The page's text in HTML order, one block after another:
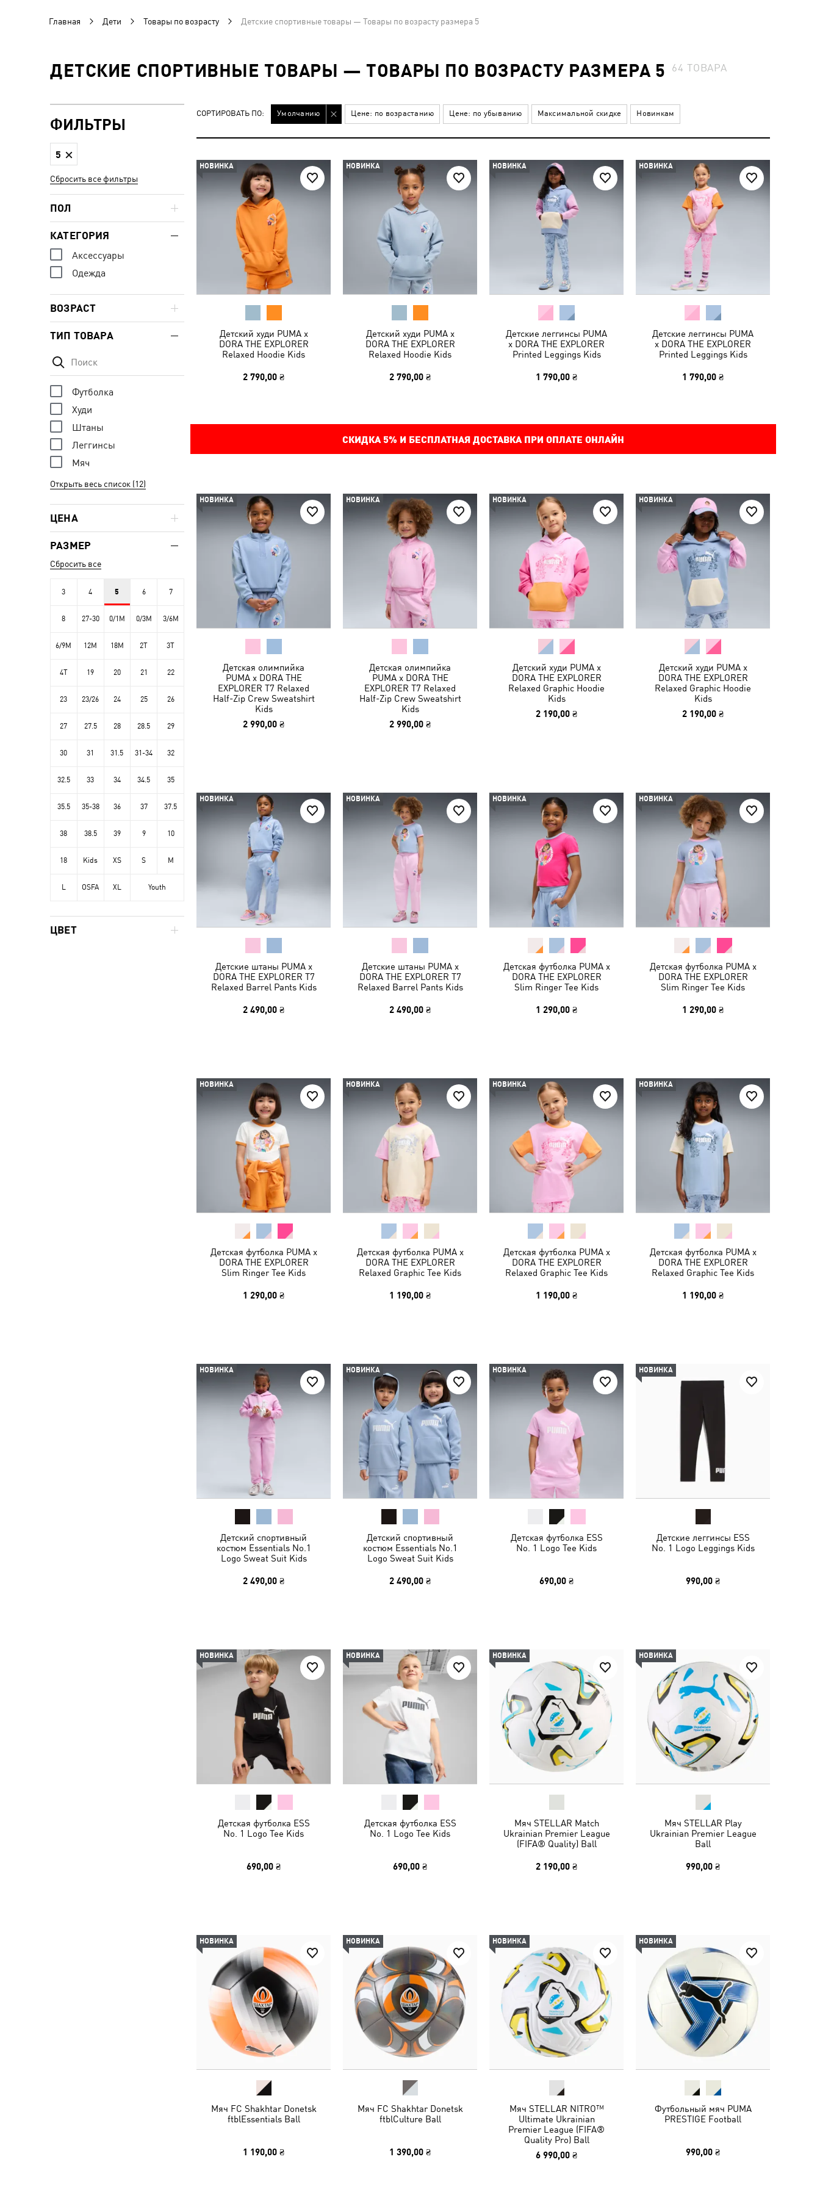
Главная Дети Товары по возрасту Детские спортивные товары — Товары по возрасту размера 5
ДЕТСКИЕ СПОРТИВНЫЕ ТОВАРЫ — ТОВАРЫ ПО ВОЗРАСТУ РАЗМЕРА 5 64 ТОВАРА
СОРТИРОВАТЬ ПО: Умолчанию Цене: по возрастанию Цене: по убыванию Максимальной скидке Новинкам
НОВИНКА
Детский худи PUMA x
DORA THE EXPLORER
Relaxed Hoodie Kids
2 790,00 ₴
НОВИНКА
Детский худи PUMA x
DORA THE EXPLORER
Relaxed Hoodie Kids
2 790,00 ₴
НОВИНКА
Детские леггинсы PUMA
x DORA THE EXPLORER
Printed Leggings Kids
1 790,00 ₴
НОВИНКА
Детские леггинсы PUMA
x DORA THE EXPLORER
Printed Leggings Kids
1 790,00 ₴
СКИДКА 5% И БЕСПЛАТНАЯ ДОСТАВКА ПРИ ОПЛАТЕ ОНЛАЙН
НОВИНКА
Детская олимпийка
PUMA x DORA THE
EXPLORER T7 Relaxed
Half-Zip Crew Sweatshirt
Kids
2 990,00 ₴
НОВИНКА
Детская олимпийка
PUMA x DORA THE
EXPLORER T7 Relaxed
Half-Zip Crew Sweatshirt
Kids
2 990,00 ₴
НОВИНКА
Детский худи PUMA x
DORA THE EXPLORER
Relaxed Graphic Hoodie
Kids
2 190,00 ₴
НОВИНКА
Детский худи PUMA x
DORA THE EXPLORER
Relaxed Graphic Hoodie
Kids
2 190,00 ₴
НОВИНКА
Детские штаны PUMA x
DORA THE EXPLORER T7
Relaxed Barrel Pants Kids
2 490,00 ₴
НОВИНКА
Детские штаны PUMA x
DORA THE EXPLORER T7
Relaxed Barrel Pants Kids
2 490,00 ₴
НОВИНКА
Детская футболка PUMA x
DORA THE EXPLORER
Slim Ringer Tee Kids
1 290,00 ₴
НОВИНКА
Детская футболка PUMA x
DORA THE EXPLORER
Slim Ringer Tee Kids
1 290,00 ₴
НОВИНКА
Детская футболка PUMA x
DORA THE EXPLORER
Slim Ringer Tee Kids
1 290,00 ₴
НОВИНКА
Детская футболка PUMA x
DORA THE EXPLORER
Relaxed Graphic Tee Kids
1 190,00 ₴
НОВИНКА
Детская футболка PUMA x
DORA THE EXPLORER
Relaxed Graphic Tee Kids
1 190,00 ₴
НОВИНКА
Детская футболка PUMA x
DORA THE EXPLORER
Relaxed Graphic Tee Kids
1 190,00 ₴
НОВИНКА
Детский спортивный
костюм Essentials No.1
Logo Sweat Suit Kids
2 490,00 ₴
НОВИНКА
Детский спортивный
костюм Essentials No.1
Logo Sweat Suit Kids
2 490,00 ₴
НОВИНКА
Детская футболка ESS
No. 1 Logo Tee Kids
690,00 ₴
НОВИНКА
Детские леггинсы ESS
No. 1 Logo Leggings Kids
990,00 ₴
НОВИНКА
Детская футболка ESS
No. 1 Logo Tee Kids
690,00 ₴
НОВИНКА
Детская футболка ESS
No. 1 Logo Tee Kids
690,00 ₴
НОВИНКА
Мяч STELLAR Match
Ukrainian Premier League
(FIFA® Quality) Ball
2 190,00 ₴
НОВИНКА
Мяч STELLAR Play
Ukrainian Premier League
Ball
990,00 ₴
НОВИНКА
Мяч FC Shakhtar Donetsk
ftblEssentials Ball
1 190,00 ₴
НОВИНКА
Мяч FC Shakhtar Donetsk
ftblCulture Ball
1 390,00 ₴
НОВИНКА
Мяч STELLAR NITRO™
Ultimate Ukrainian
Premier League (FIFA®
Quality Pro) Ball
6 990,00 ₴
НОВИНКА
Футбольный мяч PUMA
PRESTIGE Football
990,00 ₴
ФИЛЬТРЫ
5
Сбросить все фильтры
ПОЛ
КАТЕГОРИЯ
Аксессуары
Одежда
ВОЗРАСТ
ТИП ТОВАРА
Футболка
Худи
Штаны
Леггинсы
Мяч
Открыть весь список (12)
ЦЕНА
РАЗМЕР
Сбросить все
3 4 5 6 7
8 27-30 0/1M 0/3M 3/6M
6/9M 12M 18M 2T 3T
4T 19 20 21 22
23 23/26 24 25 26
27 27.5 28 28.5 29
30 31 31.5 31-34 32
32.5 33 34 34.5 35
35.5 35-38 36 37 37.5
38 38.5 39 9 10
18 Kids XS S M
L OSFA XL Youth
ЦВЕТ